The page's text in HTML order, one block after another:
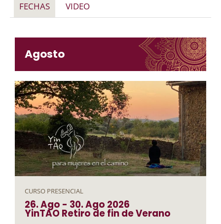
FECHAS VIDEO
Agosto
CURSO PRESENCIAL
26. Ago - 30. Ago 2026
YinTAO Retiro de fin de Verano